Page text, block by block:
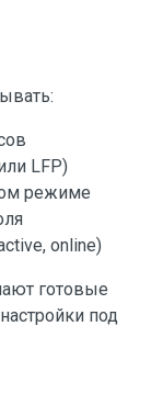
LFP)
режиме
online)
готовые
под